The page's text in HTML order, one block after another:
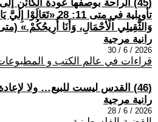
(45) الراحة بوصفها عودة الكائن
تأويلية في متى 11: 28
وَالثَّقِيلِي الْأَحْمَالِ، وَأَنَا أُرِيحُكُمْ.» (متى 11:
رانية مرجية
2026 / 6 / 30
قراءات في عالم الكتب و
(46) القدس ليست للبيع… ولا لإعادة التعريف
رانية مرجية
2026 / 6 / 28